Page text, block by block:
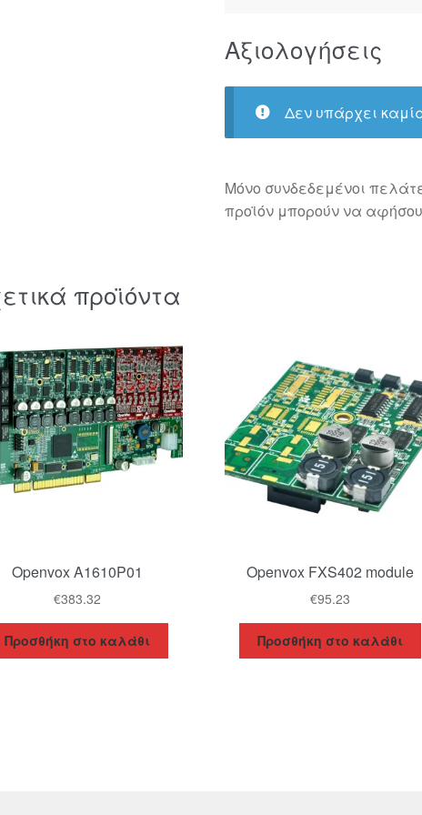
Αξιολογήσεις
Δεν υπάρχει
Μόνο συνδεδεμένοι
προϊόν μπορούν να
προϊόντα
Openvox A1610P01
€383.32
Προσθήκη στο καλάθι
Openvox FXS402 module
€95.23
Προσθήκη στο καλάθι